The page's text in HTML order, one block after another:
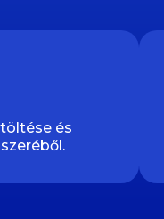
és